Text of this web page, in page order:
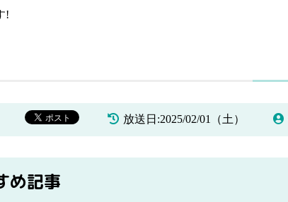
!
放送日:2025/02/01（土）
め記事